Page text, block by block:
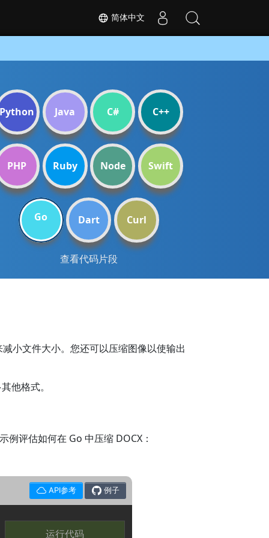
Python Java C# C++
PHP Ruby Node Swift
Go Dart Curl
查看代码片段
小文件大小。您还可以压缩图像以使输出
他格式。
评估如何在 Go 中压缩 DOCX：
API参考 例子
运行代码
简体中文